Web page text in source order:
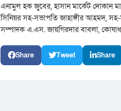
এনামুল হক জুবের, হাসান মার্কেট দোকান
সিনিয়র সহ-সভাপতি জাহাঙ্গীর আহমদ,
সম্পাদক এ.এস. জায়গিরদার বাবলা,
Share Tweet Share